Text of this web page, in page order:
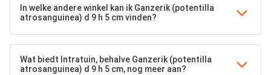
In welke andere winkel kan ik Ganzerik (potentilla
atrosanguinea) d 9 h 5 cm vinden?
Wat biedt Intratuin, behalve Ganzerik (potentilla
atrosanguinea) d 9 h 5 cm, nog meer aan?